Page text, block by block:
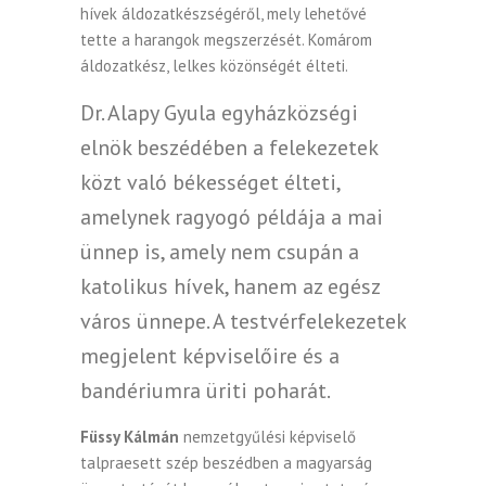
hívek áldozatkészségéről, mely lehetővé
tette a harangok megszerzését. Komárom
áldozatkész, lelkes közönségét élteti.
Dr. Alapy Gyula egyházközségi
elnök beszédében a felekezetek
közt való békességet élteti,
amelynek ragyogó példája a mai
ünnep is, amely nem csupán a
katolikus hívek, hanem az egész
város ünnepe. A testvérfelekezetek
megjelent képviselőire és a
bandériumra üriti poharát.
Füssy Kálmán nemzetgyűlési képviselő
talpraesett szép beszédben a magyarság